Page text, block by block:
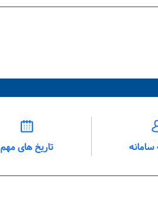
سامانه تاریخ های مهم